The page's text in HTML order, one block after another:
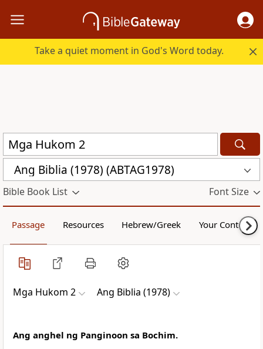
Take a quiet moment in God's Word today.
Ang Biblia (1978) (ABTAG1978)
Bible Book List Font Size
Passage Resources Hebrew/Greek Your Content
Mga Hukom 2 Ang Biblia (1978)
Ang anghel ng Panginoon sa Bochim.